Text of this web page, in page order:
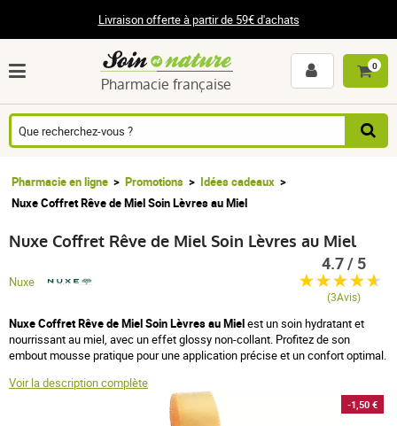
Livraison offerte à partir de 59€ d'achats
Pharmacie française
0
Pharmacie en ligne Promotions
Idées cadeaux
Nuxe Coffret Rêve de Miel Soin Lèvres au Miel
-1,50 €
Nuxe Coffret Rêve de Miel Soin Lèvres au Miel
Nuxe
Nuxe Coffret Rêve de Miel Soin Lèvres au Mielest un soin hydratant et
nourrissant au miel, avec un effet glossy non-collant. Profitez de son
embout mousse pratique pour une application précise et un confort optimal.
Voir la description complète
4.7 / 5
(3Avis)